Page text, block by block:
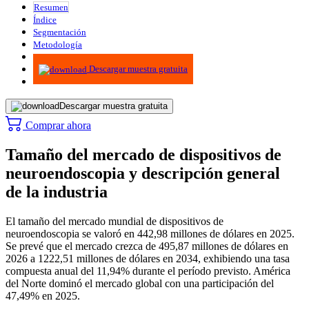
Resumen
Índice
Segmentación
Metodología
Infografías
Descargar muestra gratuita
Descargar muestra gratuita
Comprar ahora
Tamaño del mercado de dispositivos de
neuroendoscopia y descripción general
de la industria
El tamaño del mercado mundial de dispositivos de
neuroendoscopia se valoró en 442,98 millones de dólares en 2025.
Se prevé que el mercado crezca de 495,87 millones de dólares en
2026 a 1222,51 millones de dólares en 2034, exhibiendo una tasa
compuesta anual del 11,94% durante el período previsto. América
del Norte dominó el mercado global con una participación del
47,49% en 2025.